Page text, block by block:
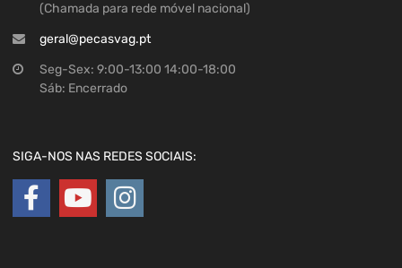
(Chamada para rede móvel nacional)
geral@pecasvag.pt
Seg-Sex: 9:00-13:00 14:00-18:00
Sáb: Encerrado
SIGA-NOS NAS REDES SOCIAIS: